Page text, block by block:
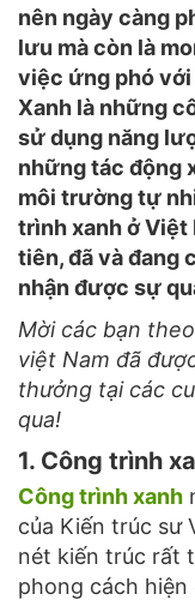
nên ngày càng
lưu mà còn là
việc ứng phó với
Xanh là những
sử dụng năng
những tác động
môi trường tự
trình xanh ở Việt
tiên, đã và đang
nhận được sự
Mời các bạn
việt Nam đã
thưởng tại các
qua!
1. Công trình
Công trình xanh
của Kiến trúc sư
nét kiến trúc rất
phong cách hiện